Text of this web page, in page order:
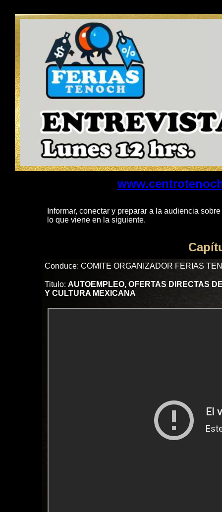
Informar, conectar y preparar a la audiencia
lo que viene en la siguiente.
Conduce: COMITE ORGANIZADOR FERIAS
Titulo: AUTOEMPLEO, OFERTAS DIRECTAS
Y CULTURA MEXICANA